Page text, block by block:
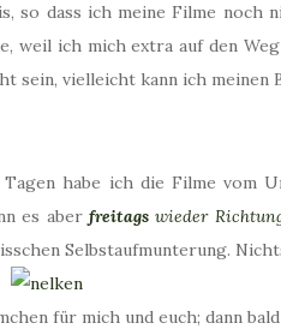
so dass ich meine Filme noch
weil ich mich extra auf den
sein, vielleicht kann ich
habe ich die Filme vom
es aber freitagswieder
Selbstaufmunterung.
für mich und euch; dann